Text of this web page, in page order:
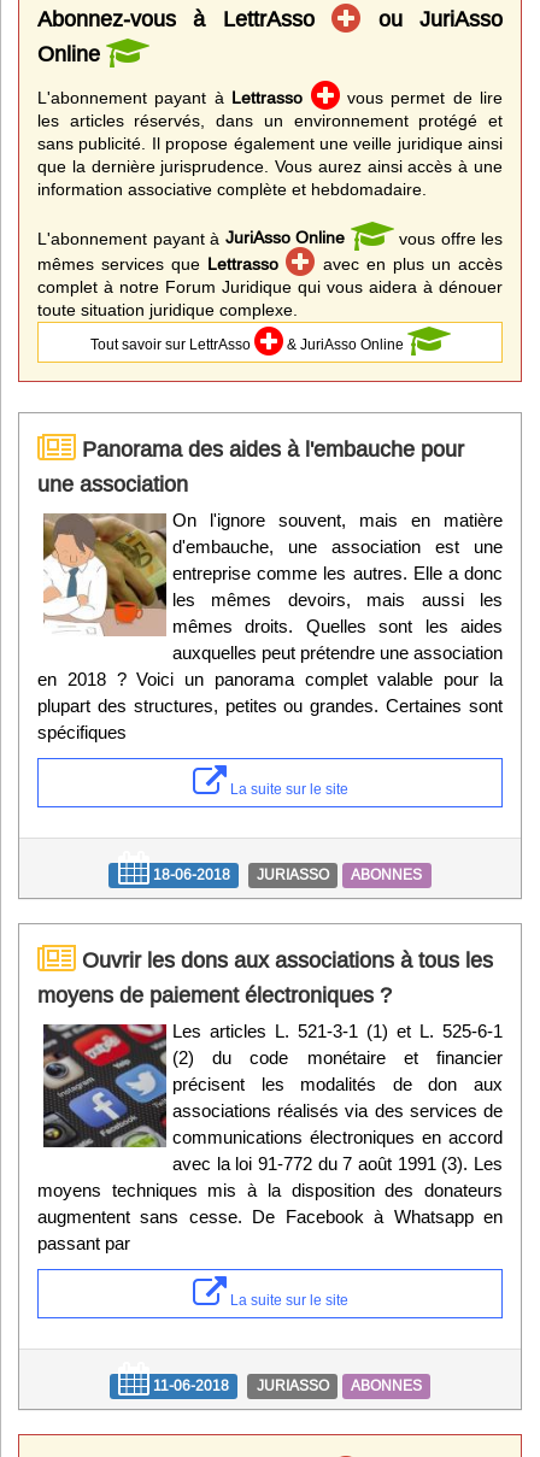
Abonnez-vous à LettrAsso
ou JuriAsso
Online
L'abonnement payant à Lettrasso
vous permet de lire
les articles réservés, dans un environnement protégé et
sans publicité. Il propose également une veille juridique ainsi
que la dernière jurisprudence. Vous aurez ainsi accès à une
information associative complète et hebdomadaire.
L'abonnement payant à JuriAsso Online
vous offre les
mêmes services que Lettrasso
avec en plus un accès
complet à notre Forum Juridique qui vous aidera à dénouer
toute situation juridique complexe.
Tout savoir sur LettrAsso & JuriAsso Online
Panorama des aides à l'embauche pour
une association
On l'ignore souvent, mais en matière
d'embauche, une association est une
entreprise comme les autres. Elle a donc
les mêmes devoirs, mais aussi les
mêmes droits. Quelles sont les aides
auxquelles peut prétendre une association
en 2018 ? Voici un panorama complet valable pour la
plupart des structures, petites ou grandes. Certaines sont
spécifiques
La suite sur le site
18-06-2018 JURIASSO ABONNES
Ouvrir les dons aux associations à tous les
moyens de paiement électroniques ?
Les articles L. 521-3-1 (1) et L. 525-6-1
(2) du code monétaire et financier
précisent les modalités de don aux
associations réalisés via des services de
communications électroniques en accord
avec la loi 91-772 du 7 août 1991 (3). Les
moyens techniques mis à la disposition des donateurs
augmentent sans cesse. De Facebook à Whatsapp en
passant par
La suite sur le site
11-06-2018 JURIASSO ABONNES